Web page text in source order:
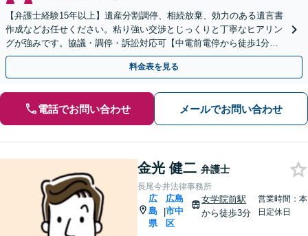
【弁護士経験15年以上】遺産分割調停、相続放棄、効力のある遺言書
作成などお任せください。粘り強い交渉とじっくりと丁寧なヒアリン
グが強みです。協議・調停・訴訟対応可【中電前電停から徒歩1分】
【法テラス利用可】【弁護士直通電話】
料金表を見る
電話でお問い合わせ メールでお問い合わせ
金光 健二 弁護士
長尾今井法律事務所
広
島
県
|
広島
市中
区
女学院前駅
から徒歩3分
営業時間：本
日定休日